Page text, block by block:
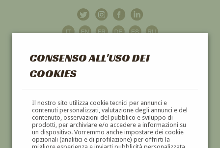
CONSENSO ALL'USO DEI
COOKIES
Il nostro sito utilizza cookie tecnici per annunci e
contenuti personalizzati, valutazione degli annunci e del
contenuto, osservazioni del pubblico e sviluppo di
prodotti, per archiviare e/o accedere a informazioni su
un dispositivo. Vorremmo anche impostare dei cookie
opzionali (analitici e di profilazione) per offrirti la
GALLERIAD'ARTE
DIPINTI E SCULTURE '800 E '900